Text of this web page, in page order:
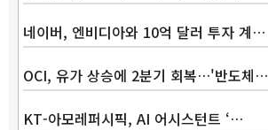
네이버, 엔비디아와 10억 달러 투자 계…
OCI, 유가 상승에 2분기 회복…'반도체…
KT-아모레퍼시픽, AI 어시스턴트 ‘…